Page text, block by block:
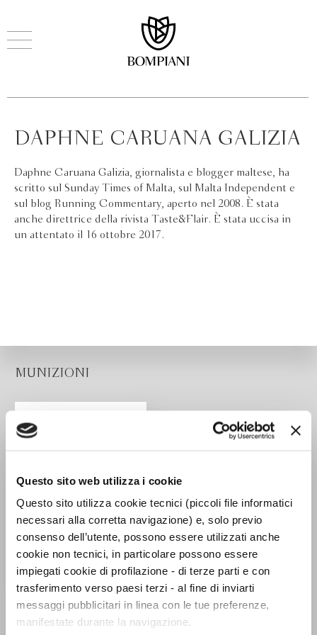
Questo sito web utilizza i cookie
Questo sito utilizza cookie tecnici (piccoli file informatici
necessari alla corretta navigazione) e, solo previo
consenso dell’utente, possono essere utilizzati anche
cookie non tecnici, in particolare possono essere
impiegati cookie di profilazione - di terze parti e con
trasferimento verso paesi terzi - al fine di inviarti
messaggi pubblicitari in linea con le tue preferenze,
manifestate durante la navigazione.
DAPHNE CARUANA GALIZIA
Daphne Caruana Galizia, giornalista e blogger maltese, ha
scritto sul Sunday Times of Malta, sul Malta Independent e
sul blog Running Commentary, aperto nel 2008. È stata
anche direttrice della rivista Taste&Flair. È stata uccisa in
un attentato il 16 ottobre 2017.
MUNIZIONI
Di’ la verità anche se la
tua voce trema